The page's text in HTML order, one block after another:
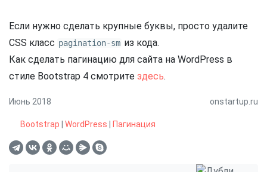
Если нужно сделать крупные буквы, просто удалите
CSS класс pagination-sm из кода.
Как сделать пагинацию для сайта на WordPress в
стиле Bootstrap 4 смотрите здесь.
Июнь 2018 onstartup.ru
Метки:
Bootstrap WordPress Пагинация